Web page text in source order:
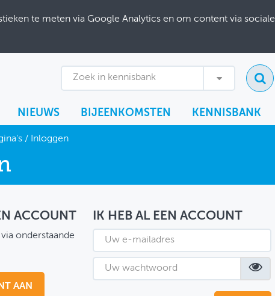
te meten via Google Analytics en om content via sociale
Zoek in kennisbank
NIEUWS BIJEENKOMSTEN KENNISBANK
/ Inloggen
ACCOUNT
onderstaande
AAN
IK HEB AL EEN ACCOUNT